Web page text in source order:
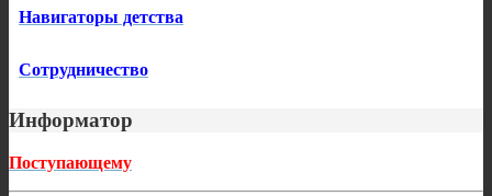
Навигаторы детства
Сотрудничество
Информатор
Поступающему